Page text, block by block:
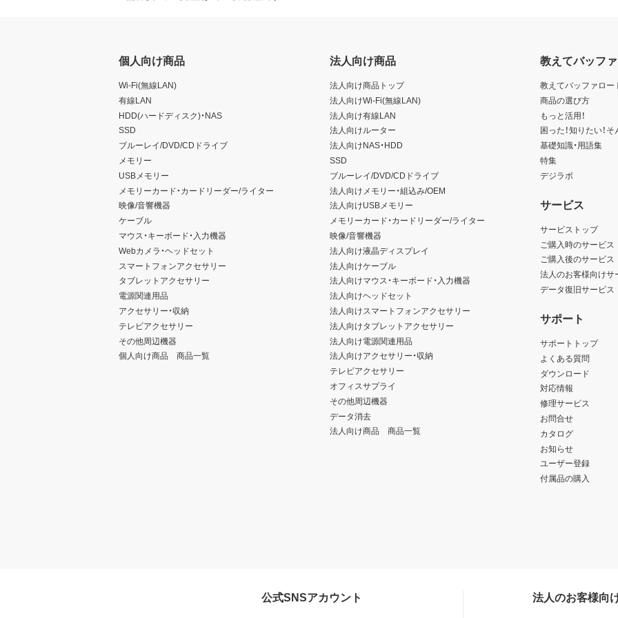
個人向け商品
Wi-Fi(無線LAN)
有線LAN
HDD(ハードディスク)・NAS
SSD
ブルーレイ/DVD/CDドライブ
メモリー
USBメモリー
メモリーカード・カードリーダー/ライター
映像/音響機器
ケーブル
マウス・キーボード・入力機器
Webカメラ・ヘッドセット
スマートフォンアクセサリー
タブレットアクセサリー
電源関連用品
アクセサリー・収納
テレビアクセサリー
その他周辺機器
個人向け商品 商品一覧
法人向け商品
法人向け商品トップ
法人向けWi-Fi(無線LAN)
法人向け有線LAN
法人向けルーター
法人向けNAS・HDD
SSD
ブルーレイ/DVD/CDドライブ
法人向けメモリー・組込み/OEM
法人向けUSBメモリー
メモリーカード・カードリーダー/ライター
映像/音響機器
法人向け液晶ディスプレイ
法人向けケーブル
法人向けマウス・キーボード・入力機器
法人向けヘッドセット
法人向けスマートフォンアクセサリー
法人向けタブレットアクセサリー
法人向け電源関連用品
法人向けアクセサリー・収納
テレビアクセサリー
オフィスサプライ
その他周辺機器
データ消去
法人向け商品 商品一覧
教えてバッフ
教えてバッファロー
商品の選び方
もっと活用！
困った！知りたい！
基礎知識・用語集
特集
デジラボ
サービス
サービストップ
ご購入時のサービス
ご購入後のサービス
法人のお客様向けサ
データ復旧サービス
サポート
サポートトップ
よくある質問
ダウンロード
対応情報
修理サービス
お問合せ
カタログ
お知らせ
ユーザー登録
付属品の購入
公式SNSアカウント 法人のお客様向